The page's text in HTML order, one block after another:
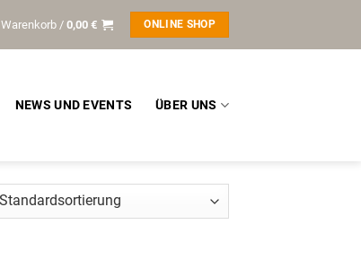
Warenkorb / 0,00 € ONLINE SHOP
NEWS UND EVENTS ÜBER UNS